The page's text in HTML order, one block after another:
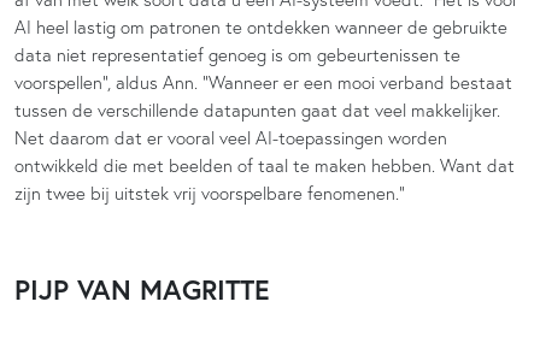
AI heel lastig om patronen te ontdekken wanneer de gebruikte
data niet representatief genoeg is om gebeurtenissen te
voorspellen”, aldus Ann. “Wanneer er een mooi verband bestaat
tussen de verschillende datapunten gaat dat veel makkelijker.
Net daarom dat er vooral veel AI-toepassingen worden
ontwikkeld die met beelden of taal te maken hebben. Want dat
zijn twee bij uitstek vrij voorspelbare fenomenen.”
PIJP VAN MAGRITTE